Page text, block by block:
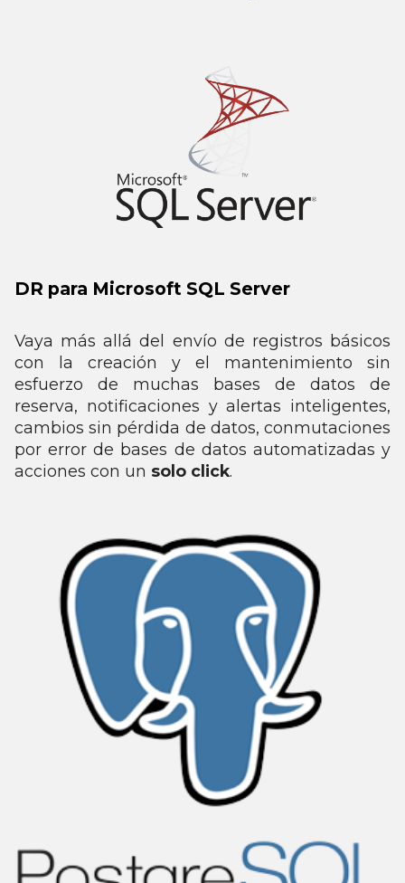
DR para Microsoft SQL Server
Vaya más allá del envío de registros básicos
con la creación y el mantenimiento sin
esfuerzo de muchas bases de datos de
reserva, notificaciones y alertas inteligentes,
cambios sin pérdida de datos, conmutaciones
por error de bases de datos automatizadas y
acciones con un solo click.